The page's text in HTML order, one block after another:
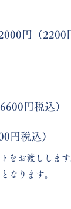
円（2200
円税込）
円税込）
をお渡ししま
なります。